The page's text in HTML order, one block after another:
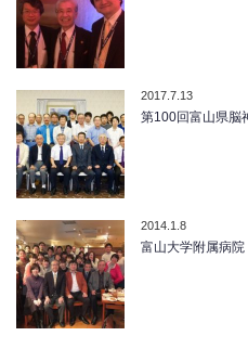
2017.7.13
第100回富山県脳
2014.1.8
富山大学附属病